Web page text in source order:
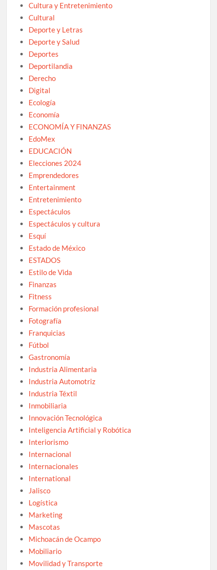
Cultura y Entretenimiento
Cultural
Deporte y Letras
Deporte y Salud
Deportes
Deportilandia
Derecho
Digital
Ecología
Economía
ECONOMÍA Y FINANZAS
EdoMex
EDUCACIÓN
Elecciones 2024
Emprendedores
Entertainment
Entretenimiento
Espectáculos
Espectáculos y cultura
Esquí
Estado de México
ESTADOS
Estilo de Vida
Finanzas
Fitness
Formación profesional
Fotografía
Franquicias
Fútbol
Gastronomía
Industria Alimentaria
Industria Automotriz
Industria Téxtil
Inmobiliaria
Innovación Tecnológica
Inteligencia Artificial y Robótica
Interiorismo
Internacional
Internacionales
International
Jalisco
Logística
Marketing
Mascotas
Michoacán de Ocampo
Mobiliario
Movilidad y Transporte